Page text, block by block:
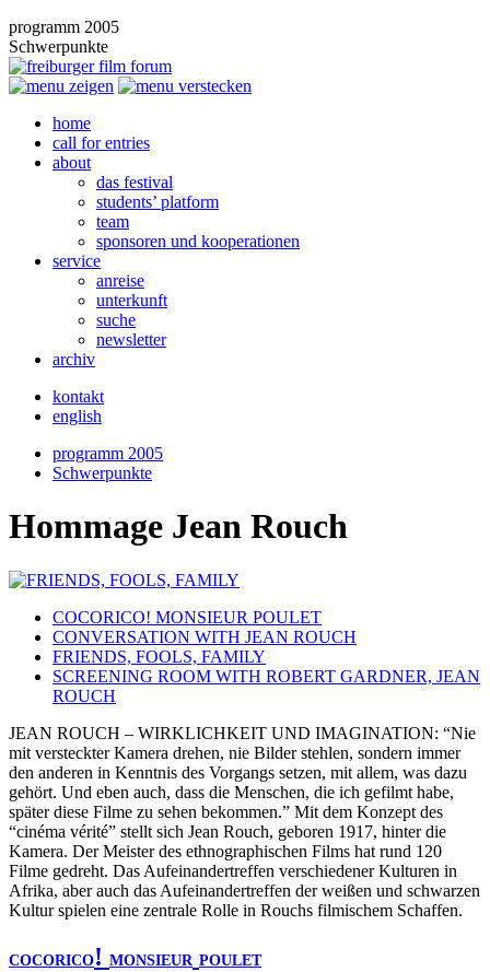
programm 2005
Schwerpunkte
home
call for entries
about
das festival
students’ platform
team
sponsoren und kooperationen
service
anreise
unterkunft
suche
newsletter
archiv
kontakt
english
programm 2005
Schwerpunkte
Hommage Jean Rouch
COCORICO! MONSIEUR POULET
CONVERSATION WITH JEAN ROUCH
FRIENDS, FOOLS, FAMILY
SCREENING ROOM WITH ROBERT GARDNER, JEAN
ROUCH
JEAN ROUCH – WIRKLICHKEIT UND IMAGINATION: “Nie
mit versteckter Kamera drehen, nie Bilder stehlen, sondern immer
den anderen in Kenntnis des Vorgangs setzen, mit allem, was dazu
gehört. Und eben auch, dass die Menschen, die ich gefilmt habe,
später diese Filme zu sehen bekommen.” Mit dem Konzept des
“cinéma vérité” stellt sich Jean Rouch, geboren 1917, hinter die
Kamera. Der Meister des ethnographischen Films hat rund 120
Filme gedreht. Das Aufeinandertreffen verschiedener Kulturen in
Afrika, aber auch das Aufeinandertreffen der weißen und schwarzen
Kultur spielen eine zentrale Rolle in Rouchs filmischem Schaffen.
COCORICO! MONSIEUR POULET